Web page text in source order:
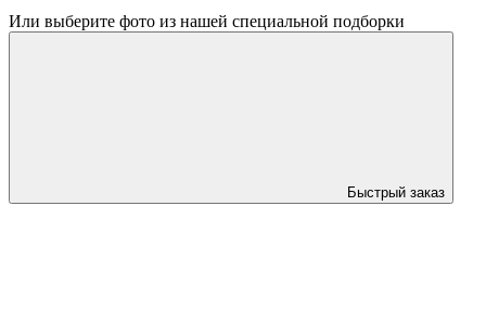
Или выберите фото из нашей специальной подборки
Быстрый заказ